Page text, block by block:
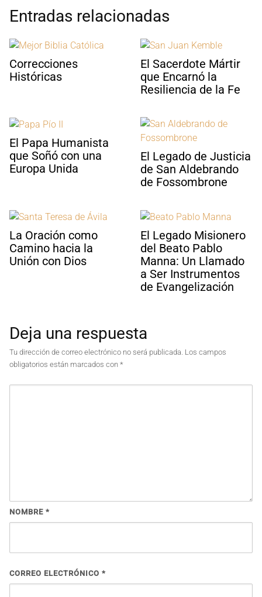
Entradas relacionadas
Correcciones
Históricas
El Sacerdote Mártir
que Encarnó la
Resiliencia de la Fe
El Papa Humanista
que Soñó con una
Europa Unida
El Legado de Justicia
de San Aldebrando
de Fossombrone
La Oración como
Camino hacia la
Unión con Dios
El Legado Misionero
del Beato Pablo
Manna: Un Llamado
a Ser Instrumentos
de Evangelización
Deja una respuesta
Tu dirección de correo electrónico no será publicada. Los campos
obligatorios están marcados con *
NOMBRE *
CORREO ELECTRÓNICO *